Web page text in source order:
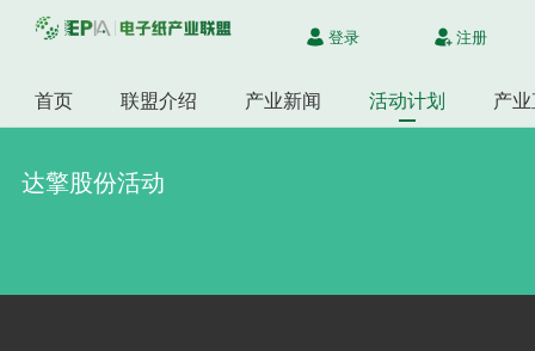
登录 注册
首页 联盟介绍 产业新闻 活动计划 产
达擎股份活动